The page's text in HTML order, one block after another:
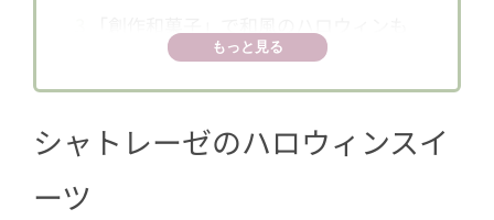
4血塗りがホラー！「創作和菓子 ハロウ
ィン フランケンシュタイン」
5
もっと見る
シャトレーゼのハロウィンスイ
ーツ